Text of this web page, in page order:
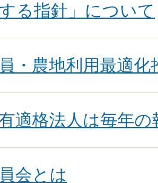
る指針」について
・農地利用最適化
適格法人は毎年
会とは